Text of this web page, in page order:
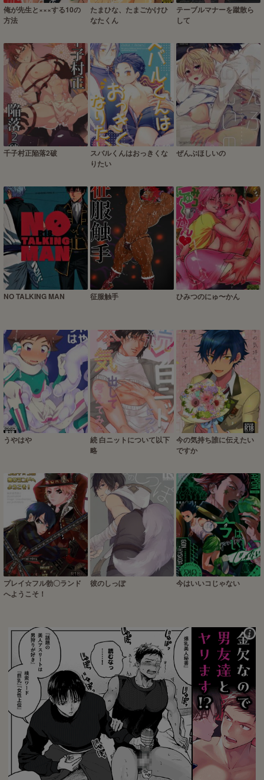
俺が先生と×××する10の
方法
たまひな、たまごかけひ
なたくん
テーブルマナーを蹴散ら
して
千子村正陥落2破
スバルくんはおっきくな
りたい
ぜんぶほしいの
NO TALKING MAN 征服触手 ひみつのにゅ〜かん
うやはや
続 白ニットについて以下
略
今の気持ち誰に伝えたい
ですか
プレイ☆フル勃〇ランド
へようこそ！
彼のしっぽ 今はいいコじゃない